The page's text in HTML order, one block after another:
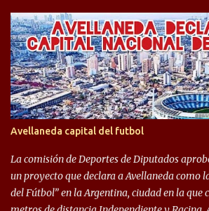
campeonato del '83 año consagratorio para
haber mandado al descenso a su eterno
1983 es una fecha que pocos hinchas de
dejar en el olvido. Es que ese día, el "Rojo"
0, se consagró campeón y, además, mandó
rival. El clásico de Avellaneda marcó el
algo totalmente inusual para estas épocas,
permite encuentros de riesgo sobre el final
década del ochenta y con una democracia
Avellaneda capital del futbol
La comisión de Deportes de Diputados
un proyecto que declara a Avellaneda como
del Fútbol” en la Argentina, ciudad en la que